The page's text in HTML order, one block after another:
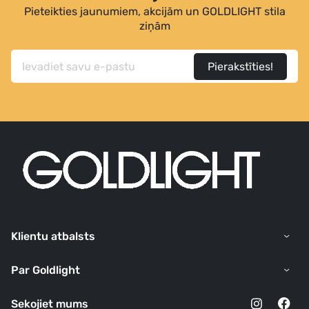
Pieteikties jaunumiem, akcijām un GOLDLIGHT stila
ziņām
Pierakstīties!
Klientu atbalsts
Par Goldlight
Sekojiet mums